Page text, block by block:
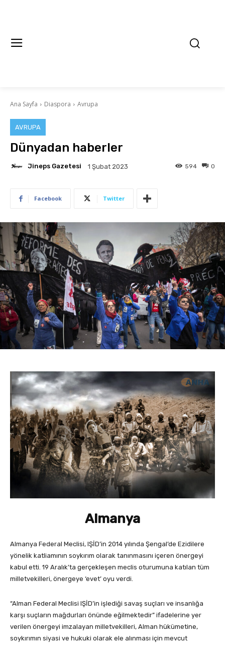
Ana Sayfa Diaspora Avrupa
AVRUPA
Dünyadan haberler
Jineps Gazetesi 1 Şubat 2023 0
594
Facebook Twitter
Almanya
Almanya Federal Meclisi, IŞİD’in 2014 yılında Şengal’de Ezidilere
yönelik katliamının soykırım olarak tanınmasını içeren önergeyi
kabul etti. 19 Aralık’ta gerçekleşen meclis oturumuna katılan tüm
milletvekilleri, önergeye ‘evet’ oyu verdi.
“Alman Federal Meclisi IŞİD’in işlediği savaş suçları ve insanlığa
karşı suçların mağdurları önünde eğilmektedir” ifadelerine yer
verilen önergeyi imzalayan milletvekilleri, Alman hükümetine,
soykırımın siyasi ve hukuki olarak ele alınması için mevcut